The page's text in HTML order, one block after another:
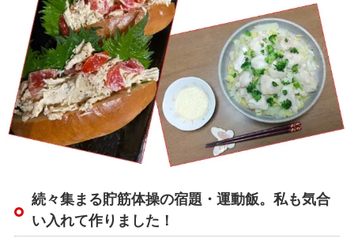
続々集まる貯筋体操の宿題・運動飯。私も気合
い入れて作りました！